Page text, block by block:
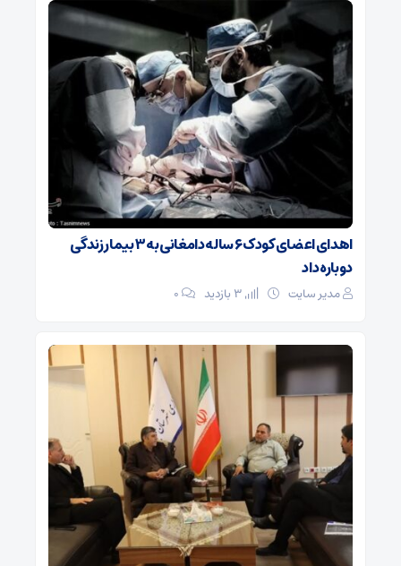
اهدای اعضای کودک ۶ ساله دامغانی به ۳ بیمار زندگی
دوباره داد
مدیر سایت ۰